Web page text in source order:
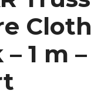
Cloth
1 m –